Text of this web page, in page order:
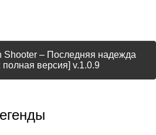
Shooter – Последняя надежда
полная версия] v.1.0.9